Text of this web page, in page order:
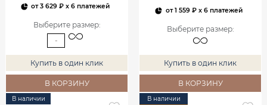
от3 629 ₽ x 6 платежей
Выберите размер:
-
Купить в один клик
В КОРЗИНУ
от1 559 ₽x 6 платежей
Выберите размер:
Купить в один клик
В КОРЗИНУ
В наличии
В наличии